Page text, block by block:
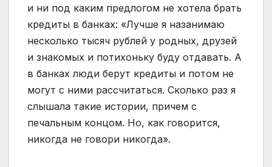
и ни под каким предлогом не хотела брать
кредиты в банках: «Лучше я назанимаю
несколько тысяч рублей у родных, друзей
и знакомых и потихоньку буду отдавать. А
в банках люди берут кредиты и потом не
могут с ними рассчитаться. Сколько раз я
слышала такие истории, причем с
печальным концом. Но, как говорится,
никогда не говори никогда».